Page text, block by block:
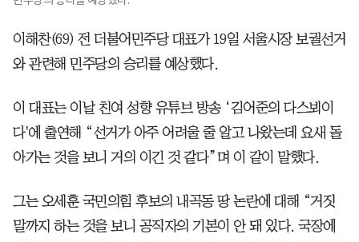
이해찬(69) 전 더불어민주당 대표가 19일 서울시장 보궐선거
와 관련해 민주당의 승리를 예상했다.
이 대표는 이날 친여 성향 유튜브 방송 ‘김어준의 다스뵈이
다'에 출연해 “선거가 아주 어려울 줄 알고 나왔는데 요새 돌
아가는 것을 보니 거의 이긴 것 같다”며 이 같이 말했다.
그는 오세훈 국민의힘 후보의 내곡동 땅 논란에 대해 “거짓
말까지 하는 것을 보니 공직자의 기본이 안 돼 있다. 국장에